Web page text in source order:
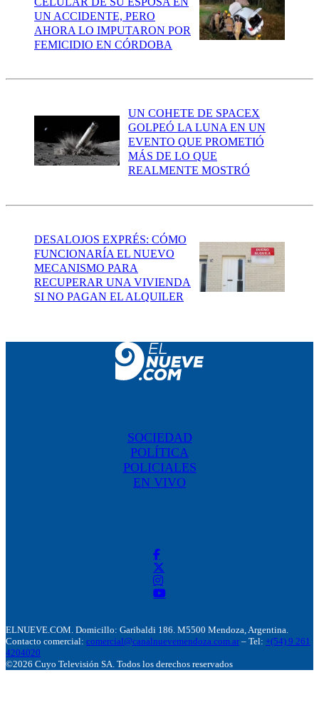
UN ACCIDENTE, PERO
AHORA LO IMPUTARON POR
FEMICIDIO EN CÓRDOBA
UN COHETE DE SPACEX
GOLPEÓ LA LUNA EN UN
EVENTO QUE PROMETIÓ
MÁS DE LO QUE
REALMENTE MOSTRÓ
DESALOJOS EXPRÉS: CÓMO
FUNCIONARÍA EL NUEVO
MECANISMO PARA
RECUPERAR UNA VIVIENDA
SI NO PAGAN EL ALQUILER
SOCIEDAD
POLÍTICA
POLICIALES
EN VIVO
ELNUEVE.COM. Domicillo: Garibaldi 186. M5500 Mendoza, Argentina.
Contacto comercial: comercial@canalnuevemendoza.com.ar – Tel: +(54) 9 261
4204020
©2026 Cuyo Televisión SA. Todos los derechos reservados